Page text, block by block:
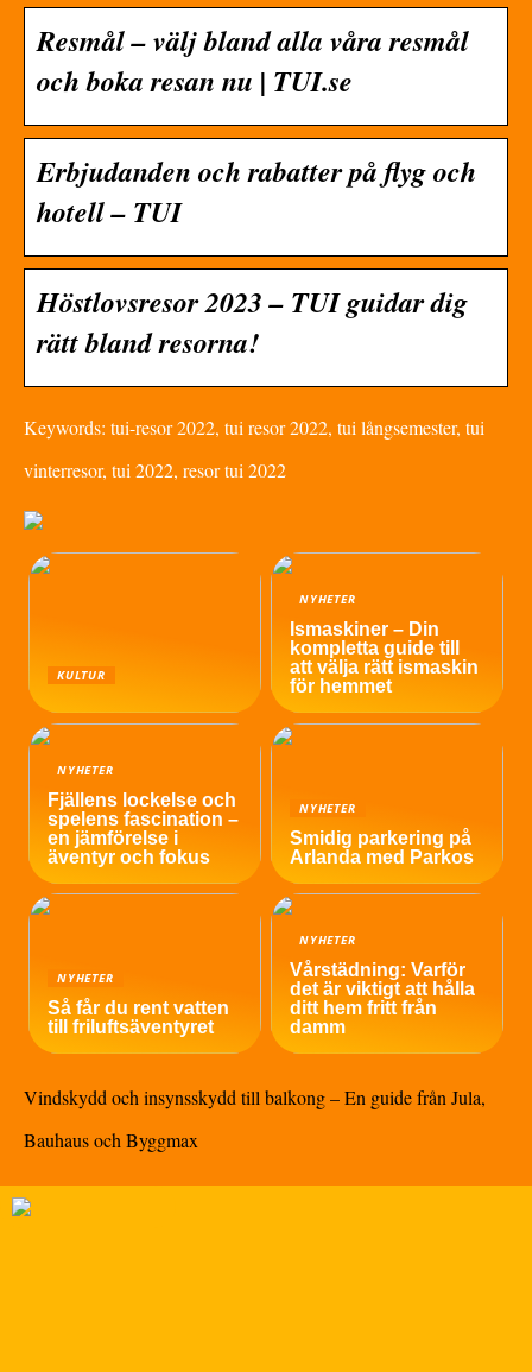
Resmål – välj bland alla våra resmål
och boka resan nu | TUI.se
Erbjudanden och rabatter på flyg och
hotell – TUI
Höstlovsresor 2023 – TUI guidar dig
rätt bland resorna!
Keywords: tui-resor 2022, tui resor 2022, tui långsemester, tui
vinterresor, tui 2022, resor tui 2022
KULTUR
NYHETER
Ismaskiner – Din
kompletta guide till
att välja rätt ismaskin
för hemmet
NYHETER
Fjällens lockelse och
spelens fascination –
en jämförelse i
äventyr och fokus
NYHETER
Smidig parkering på
Arlanda med Parkos
NYHETER
Så får du rent vatten
till friluftsäventyret
NYHETER
Vårstädning: Varför
det är viktigt att hålla
ditt hem fritt från
damm
Vindskydd och insynsskydd till balkong – En guide från Jula,
Bauhaus och Byggmax